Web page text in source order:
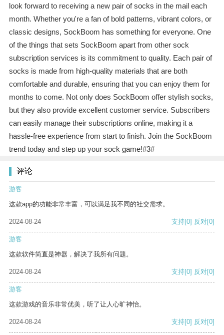
look forward to receiving a new pair of socks in the mail each
month. Whether you're a fan of bold patterns, vibrant colors, or
classic designs, SockBoom has something for everyone. One
of the things that sets SockBoom apart from other sock
subscription services is its commitment to quality. Each pair of
socks is made from high-quality materials that are both
comfortable and durable, ensuring that you can enjoy them for
months to come. Not only does SockBoom offer stylish socks,
but they also provide excellent customer service. Subscribers
can easily manage their subscriptions online, making it a
hassle-free experience from start to finish. Join the SockBoom
trend today and step up your sock game!#3#
评论
游客
这款app的功能非常丰富，可以满足我不同的社交需求。
2024-08-24 支持[0] 反对[0]
游客
这款软件简直是神器，解决了我所有问题。
2024-08-24 支持[0] 反对[0]
游客
这款游戏的音乐非常优美，听了让人心旷神怡。
2024-08-24 支持[0] 反对[0]